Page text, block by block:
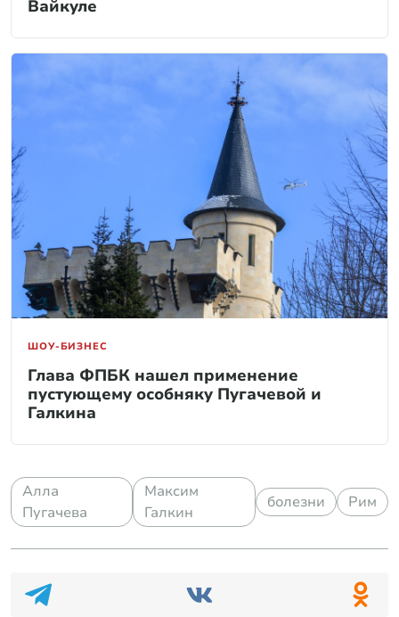
Вайкуле
ШОУ-БИЗНЕС
Глава ФПБК нашел применение
пустующему особняку Пугачевой и
Галкина
Алла
Пугачева
Максим
Галкин
болезни Рим